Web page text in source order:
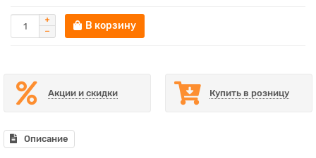
В корзину
Акции и скидки Купить в розницу
Описание